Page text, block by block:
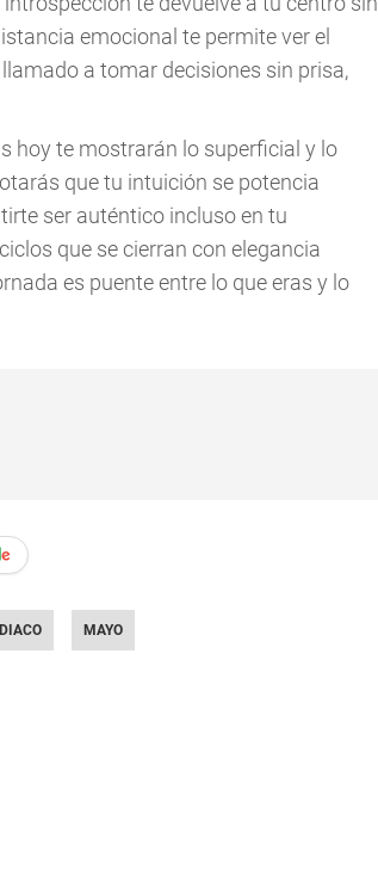
emocional te permite ver el
a tomar decisiones sin prisa,
hoy te mostrarán lo superficial y lo
que tu intuición se potencia
ser auténtico incluso en tu
que se cierran con elegancia
es puente entre lo que eras y lo
MAYO